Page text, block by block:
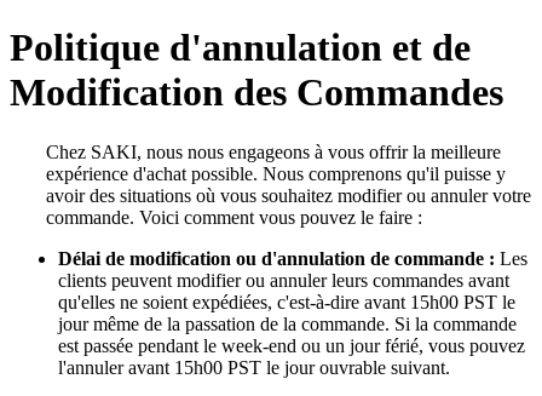
Politique d'annulation et de
Modification des Commandes
Chez SAKI, nous nous engageons à vous offrir la meilleure
expérience d'achat possible. Nous comprenons qu'il puisse y
avoir des situations où vous souhaitez modifier ou annuler votre
commande. Voici comment vous pouvez le faire :
Délai de modification ou d'annulation de commande : Les
clients peuvent modifier ou annuler leurs commandes avant
qu'elles ne soient expédiées, c'est-à-dire avant 15h00 PST le
jour même de la passation de la commande. Si la commande
est passée pendant le week-end ou un jour férié, vous pouvez
l'annuler avant 15h00 PST le jour ouvrable suivant.